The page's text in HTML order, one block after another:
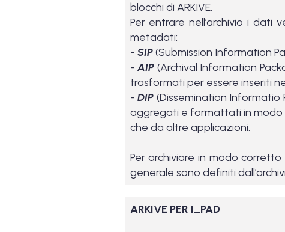
blocchi di ARKIVE.
Per entrare nell’archivio i dati
metadati:
- SIP(Submission Information
-AIP (Archival Information
trasformati per essere inseriti
-DIP (Dissemination Informatio
aggregati e formattati in modo
che da altre applicazioni.
Per archiviare in modo
generale sono definiti
ARKIVE PER I_PAD